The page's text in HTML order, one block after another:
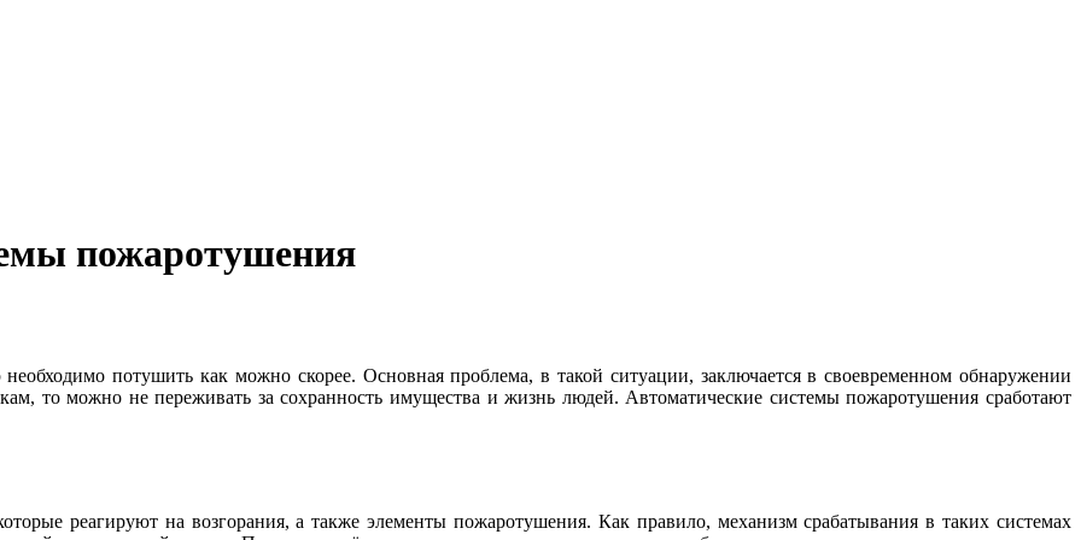
пожаротушения
потушить как можно скорее. Основная проблема, в такой ситуации, заключается в своевременном обнаружении
то можно не переживать за сохранность имущества и жизнь людей. Автоматические системы пожаротушения сработают
реагируют на возгорания, а также элементы пожаротушения. Как правило, механизм срабатывания в таких системах